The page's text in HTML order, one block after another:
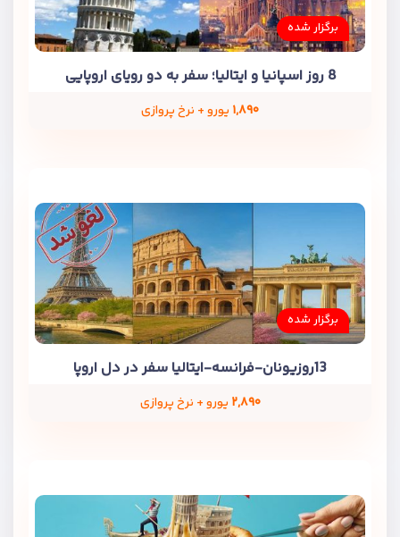
برگزار شده
8 روز اسپانیا و ایتالیا؛ سفر به دو رویای اروپایی
۱,۸۹۰ یورو + نرخ پروازی
برگزار شده
13روزیونان-فرانسه-ایتالیا سفر در دل اروپا
۲,۸۹۰ یورو + نرخ پروازی